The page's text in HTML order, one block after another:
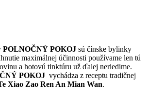
POLNOČNÝ POKOJ sú čínske bylinky
maximálnej účinnosti používame len tú
a hotovú tinktúru už ďalej neriedime.
POKOJ vychádza z receptu tradičnej
Xiao Zao Ren An Mian Wan.